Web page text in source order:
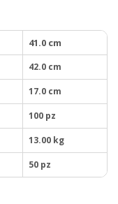
41.0 cm
42.0 cm
17.0 cm
100 pz
13.00 kg
50 pz